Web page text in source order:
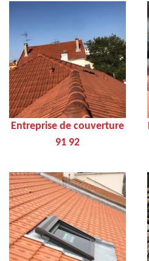
Entreprise de couverture
91 92